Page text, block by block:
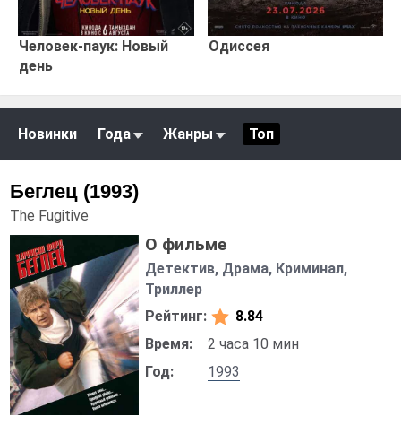
Человек-паук: Новый
день
Одиссея
Новинки Года Жанры Топ
Беглец (1993)
The Fugitive
О фильме
Детектив, Драма, Криминал,
Триллер
Рейтинг:
8.84
Время:
2 часа 10 мин
Год:
1993